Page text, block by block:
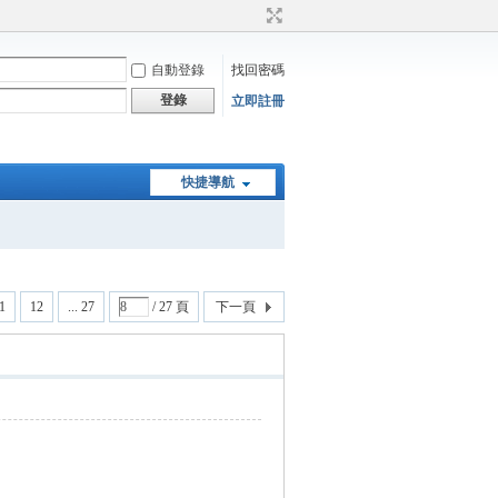
自動登錄
找回密碼
登錄
立即註冊
快捷導航
12 ... 27 / 27 頁 下一頁